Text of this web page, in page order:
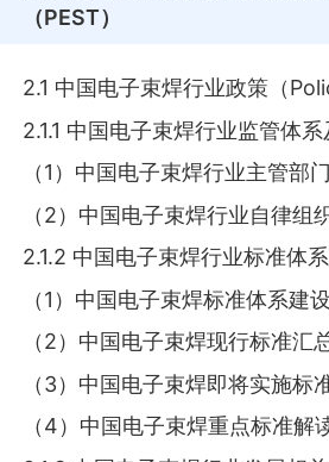
（PEST）
2.1 中国电子束焊行业政策（
2.1.1 中国电子束焊行业监管体
（1）中国电子束焊行业主管部门
（2）中国电子束焊行业自律组
2.1.2 中国电子束焊行业标准体
（1）中国电子束焊标准体系建设
（2）中国电子束焊现行标准汇
（3）中国电子束焊即将实施标
（4）中国电子束焊重点标准解